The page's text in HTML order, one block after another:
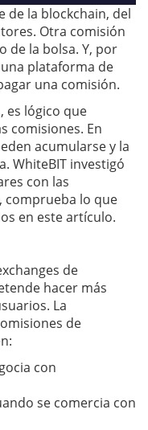
de la blockchain, del
Otra comisión
de la bolsa. Y, por
plataforma de
una comisión.
es lógico que
comisiones. En
acumularse y la
WhiteBIT investigó
con las
comprueba lo que
en este artículo.
de
hacer más
La
de
con
se comercia con